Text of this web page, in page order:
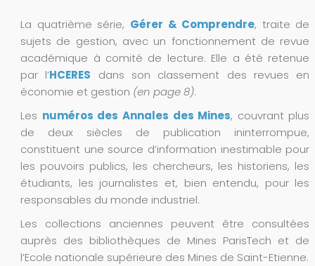
La quatrième série, Gérer & Comprendre, traite de
sujets de gestion, avec un fonctionnement de revue
académique à comité de lecture. Elle a été retenue
par l’HCERES dans son classement des revues en
économie et gestion (en page 8).
Les numéros des Annales des Mines, couvrant plus
de deux siècles de publication ininterrompue,
constituent une source d’information inestimable pour
les pouvoirs publics, les chercheurs, les historiens, les
étudiants, les journalistes et, bien entendu, pour les
responsables du monde industriel.
Les collections anciennes peuvent être consultées
auprès des bibliothèques de Mines ParisTech et de
l’Ecole nationale supérieure des Mines de Saint-Etienne.